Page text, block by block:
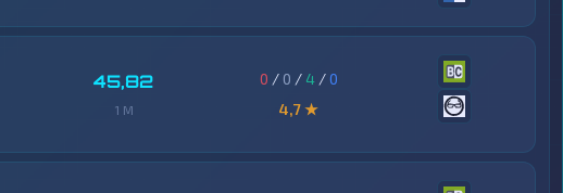
45,82
1 M
0 / 0 / 4 /0
4,7 ★